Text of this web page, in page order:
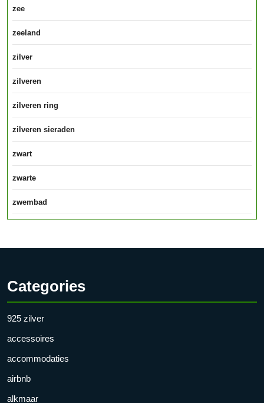
zee
zeeland
zilver
zilveren
zilveren ring
zilveren sieraden
zwart
zwarte
zwembad
Categories
925 zilver
accessoires
accommodaties
airbnb
alkmaar